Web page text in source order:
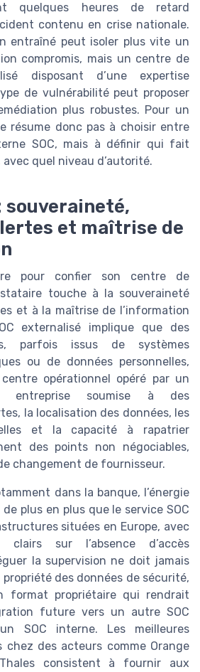
quelques heures de retard
contenu en crise nationale.
entraîné peut isoler plus vite un
compromis, mais un centre de
disposant d’une expertise
de vulnérabilité peut proposer
plus robustes. Pour un
résume donc pas à choisir entre
SOC, mais à définir qui fait
quel niveau d’autorité.
souveraineté,
et maîtrise de
pour confier son centre de
touche à la souveraineté
et à la maîtrise de l’information
externalisé implique que des
parfois issus de systèmes
ou de données personnelles,
opérationnel opéré par un
entreprise soumise à des
la localisation des données, les
et la capacité à rapatrier
des points non négociables,
changement de fournisseur.
dans la banque, l’énergie
plus en plus que le service SOC
situées en Europe, avec
clairs sur l’absence d’accès
la supervision ne doit jamais
des données de sécurité,
format propriétaire qui rendrait
future vers un autre SOC
SOC interne. Les meilleures
chez des acteurs comme Orange
consistent à fournir aux